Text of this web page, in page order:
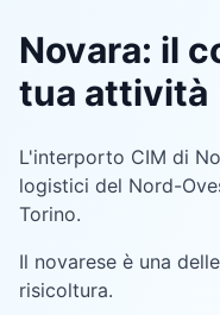
Novara: il
tua attività
L'interporto CIM di
logistici del Nord-
Torino.
Il novarese è una
risicoltura.